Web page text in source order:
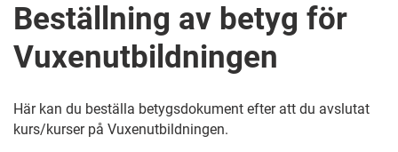
Beställning av betyg för
Vuxenutbildningen
Här kan du beställa betygsdokument efter att du avslutat
kurs/kurser på Vuxenutbildningen.